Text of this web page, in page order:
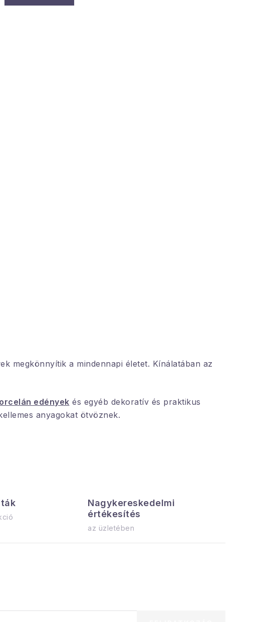
Nagykereskedelmi
értékesítés
az üzletében
megkönnyítik a mindennapi életet. Kínálatában az
edények és egyéb dekoratív és praktikus
anyagokat ötvöznek.